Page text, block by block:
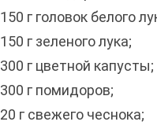
150 г головок белого
150 г зеленого лука;
300 г цветной капусты;
300 г помидоров;
20 г свежего чеснока;